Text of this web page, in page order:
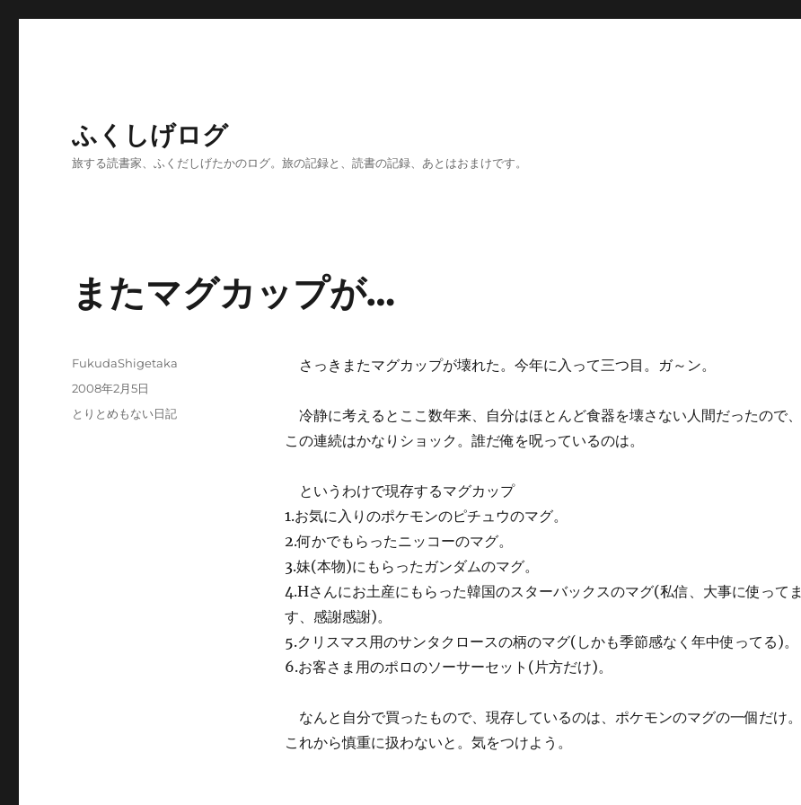
ふくしげログ
旅する読書家、ふくだしげたかのログ。旅の記録と、読書の記録、あとはおまけです。
またマグカップが…
さっきまたマグカップが壊れた。今年に入って三つ目。ガ～ン。
冷静に考えるとここ数年来、自分はほとんど食器を壊さない人間だったので、
この連続はかなりショック。誰だ俺を呪っているのは。
というわけで現存するマグカップ
1.お気に入りのポケモンのピチュウのマグ。
2.何かでもらったニッコーのマグ。
3.妹(本物)にもらったガンダムのマグ。
4.Hさんにお土産にもらった韓国のスターバックスのマグ(私信、大事に使ってま
す、感謝感謝)。
5.クリスマス用のサンタクロースの柄のマグ(しかも季節感なく年中使ってる)。
6.お客さま用のポロのソーサーセット(片方だけ)。
なんと自分で買ったもので、現存しているのは、ポケモンのマグの一個だけ。
これから慎重に扱わないと。気をつけよう。
投
FukudaShigetaka
投
2008年2月5日
カ
とりとめもない日記